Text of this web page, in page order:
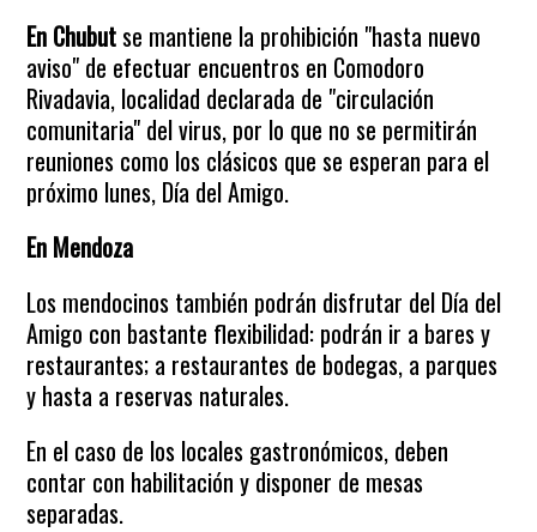
En Chubutse mantiene la prohibición "hasta nuevo
aviso" de efectuar encuentros en Comodoro
Rivadavia, localidad declarada de "circulación
comunitaria" del virus, por lo que no se permitirán
reuniones como los clásicos que se esperan para el
próximo lunes, Día del Amigo.
En Mendoza
Los mendocinos también podrán disfrutar del Día del
Amigo con bastante flexibilidad: podrán ir a bares y
restaurantes; a restaurantes de bodegas, a parques
y hasta a reservas naturales.
En el caso de los locales gastronómicos, deben
contar con habilitación y disponer de mesas
separadas.